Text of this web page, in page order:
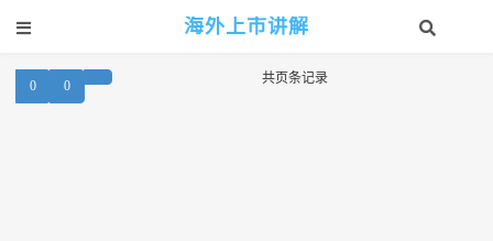
海外上市讲解
共
0 页
0 条记录